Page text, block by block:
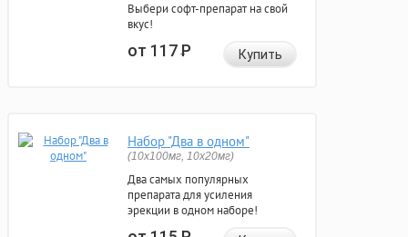
Выбери софт-препарат на свой
вкус!
от 117Р Купить
Набор "Два в одном"
(10x100мг, 10x20мг)
Два самых популярных
препарата для усиления
эрекции в одном наборе!